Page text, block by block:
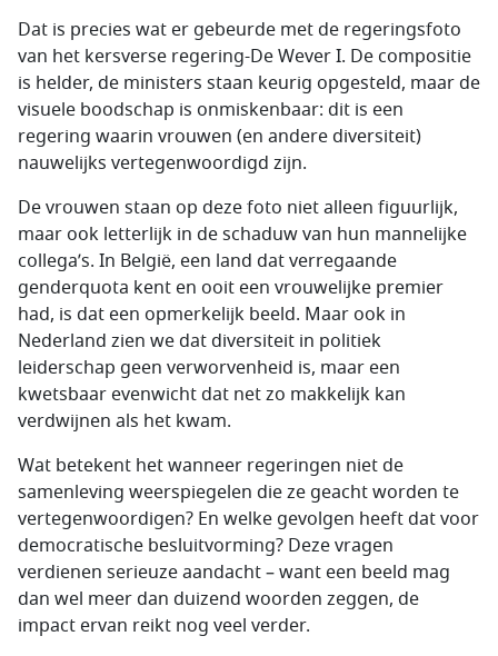
Dat is precies wat er gebeurde met de regeringsfoto
van het kersverse regering-De Wever I. De compositie
is helder, de ministers staan keurig opgesteld, maar de
visuele boodschap is onmiskenbaar: dit is een
regering waarin vrouwen (en andere diversiteit)
nauwelijks vertegenwoordigd zijn.
De vrouwen staan op deze foto niet alleen figuurlijk,
maar ook letterlijk in de schaduw van hun mannelijke
collega’s. In België, een land dat verregaande
genderquota kent en ooit een vrouwelijke premier
had, is dat een opmerkelijk beeld. Maar ook in
Nederland zien we dat diversiteit in politiek
leiderschap geen verworvenheid is, maar een
kwetsbaar evenwicht dat net zo makkelijk kan
verdwijnen als het kwam.
Wat betekent het wanneer regeringen niet de
samenleving weerspiegelen die ze geacht worden te
vertegenwoordigen? En welke gevolgen heeft dat voor
democratische besluitvorming? Deze vragen
verdienen serieuze aandacht – want een beeld mag
dan wel meer dan duizend woorden zeggen, de
impact ervan reikt nog veel verder.